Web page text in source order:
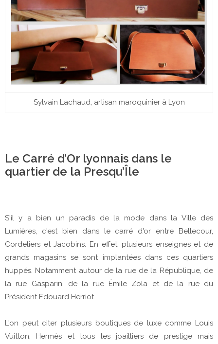
Sylvain Lachaud, artisan maroquinier à Lyon
Le Carré d’Or lyonnais dans le
quartier de la Presqu’Île
S'il y a bien un paradis de la mode dans la Ville des
Lumières, c'est bien dans le carré d'or entre Bellecour,
Cordeliers et Jacobins. En effet, plusieurs enseignes et de
grands magasins se sont implantées dans ces quartiers
huppés. Notamment autour de la rue de la République, de
la rue Gasparin, de la rue Émile Zola et de la rue du
Président Edouard Herriot.
L'on peut citer plusieurs boutiques de luxe comme Louis
Vuitton, Hermès et tous les joailliers de prestige mais